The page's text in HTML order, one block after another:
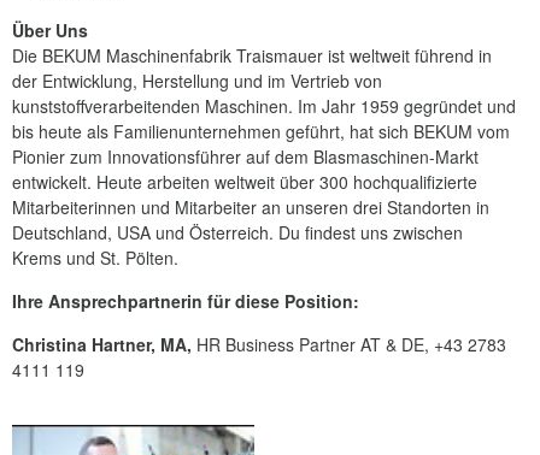
Über Uns
Die BEKUM Maschinenfabrik Traismauer ist weltweit führend in
der Entwicklung, Herstellung und im Vertrieb von
kunststoffverarbeitenden Maschinen. Im Jahr 1959 gegründet und
bis heute als Familienunternehmen geführt, hat sich BEKUM vom
Pionier zum Innovationsführer auf dem Blasmaschinen-Markt
entwickelt. Heute arbeiten weltweit über 300 hochqualifizierte
Mitarbeiterinnen und Mitarbeiter an unseren drei Standorten in
Deutschland, USA und Österreich. Du findest uns zwischen
Krems und St. Pölten.
Ihre Ansprechpartnerin für diese Position:
Christina Hartner, MA, HR Business Partner AT & DE, +43 2783
4111 119